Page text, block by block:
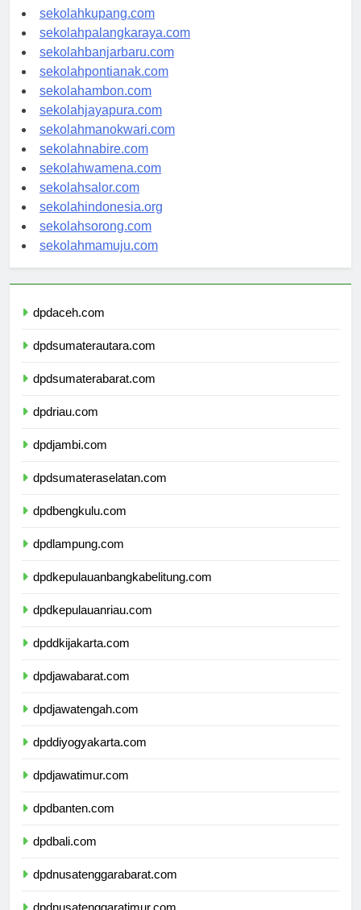
sekolahmanado.com
sekolahkupang.com
sekolahpalangkaraya.com
sekolahbanjarbaru.com
sekolahpontianak.com
sekolahambon.com
sekolahjayapura.com
sekolahmanokwari.com
sekolahnabire.com
sekolahwamena.com
sekolahsalor.com
sekolahindonesia.org
sekolahsorong.com